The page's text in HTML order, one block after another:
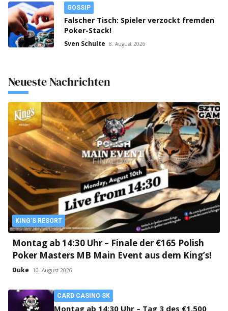
GOSSIP
Falscher Tisch: Spieler verzockt fremden
Poker-Stack!
Sven Schulte 8. August 2026
Neueste Nachrichten
KING'S RESORT
Montag ab 14:30 Uhr – Finale der €165 Polish
Poker Masters MB Main Event aus dem King’s!
Duke 10. August 2026
CARD CASINO SK
Montag ab 14:30 Uhr – Tag 3 des €1.500